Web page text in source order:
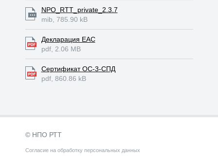
NPO_RTT_private_2.3.7
mib, 785.90 kB
Декларация ЕАС
pdf, 2.06 MB
Сертификат ОС-3-СПД
pdf, 860.86 kB
© НПО РТТ
Согласие на обработку персональных данных